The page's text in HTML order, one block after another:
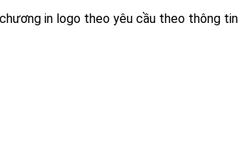
in logo theo yêu cầu theo thông